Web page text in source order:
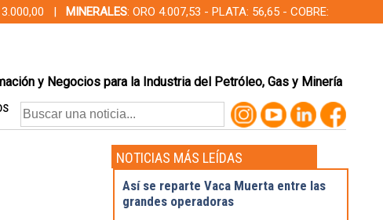
3.000,00 | MINERALES: ORO 4.007,53 - PLATA: 56,65 - COBRE:
y Negocios para la Industria del Petróleo, Gas y Minería
NOTICIAS MÁS LEÍDAS
Así se reparte Vaca Muerta entre las
grandes operadoras